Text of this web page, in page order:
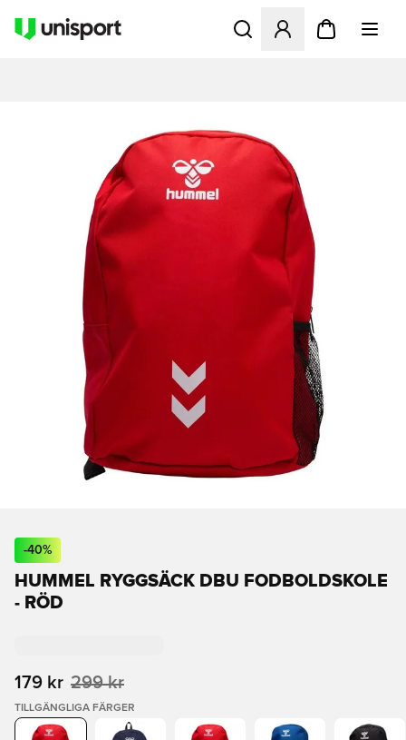
Öppnar en Modal för att
-40%
HUMMEL RYGGSÄCK DBU FODBOLDSKOLE
- RÖD
179 kr 299 kr
TILLGÄNGLIGA FÄRGER